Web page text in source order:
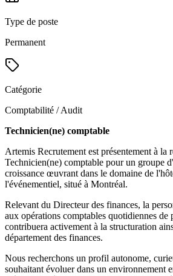
Type de poste
Permanent
Catégorie
Comptabilité / Audit
Technicien(ne) comptable
Artemis Recrutement est présentement à la
Technicien(ne) comptable pour un groupe
croissance œuvrant dans le domaine de
l'événementiel, situé à Montréal.
Relevant du Directeur des finances, la
aux opérations comptables quotidiennes de
contribuera activement à la structuration
département des finances.
Nous recherchons un profil autonome,
souhaitant évoluer dans un environnement